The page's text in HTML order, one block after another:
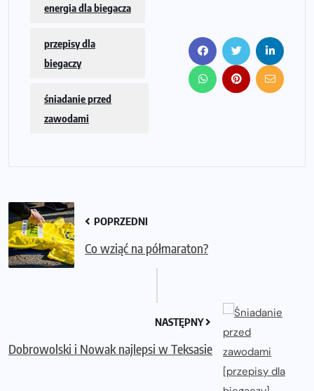
energia dla biegacza
przepisy dla
biegaczy
śniadanie przed
zawodami
POPRZEDNI
Co wziąć na półmaraton?
NASTĘPNY
Dobrowolski i Nowak najlepsi w Teksasie